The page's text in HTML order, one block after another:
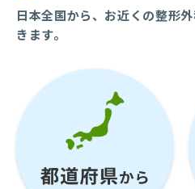
日本全国から、お近くの整形
きます。